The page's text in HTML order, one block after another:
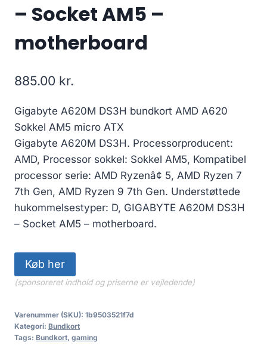
– Socket AM5 –
motherboard
885.00 kr.
Gigabyte A620M DS3H bundkort AMD A620
Sokkel AM5 micro ATX
Gigabyte A620M DS3H. Processorproducent:
AMD, Processor sokkel: Sokkel AM5, Kompatibel
processor serie: AMD Ryzenâ¢ 5, AMD Ryzen 7
7th Gen, AMD Ryzen 9 7th Gen. Understøttede
hukommelsestyper: D, GIGABYTE A620M DS3H
– Socket AM5 – motherboard.
Køb her
(sponsoreret indhold og priserne er vejledende)
Varenummer (SKU): 1b9503521f7d
Kategori: Bundkort
Tags: Bundkort, gaming